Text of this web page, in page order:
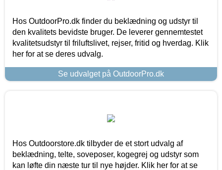
Hos OutdoorPro.dk finder du beklædning og udstyr til
den kvalitets bevidste bruger. De leverer gennemtestet
kvalitetsudstyr til friluftslivet, rejser, fritid og hverdag. Klik
her for at se deres udvalg.
Se udvalget på OutdoorPro.dk
Hos Outdoorstore.dk tilbyder de et stort udvalg af
beklædning, telte, soveposer, kogegrej og udstyr som
kan løfte din næste tur til nye højder. Klik her for at se